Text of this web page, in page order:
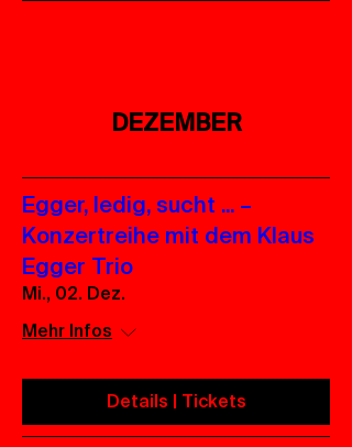
DEZEMBER
Egger, ledig, sucht ... –
Konzertreihe mit dem Klaus
Egger Trio
Mi., 02. Dez.
Mehr Infos
Details | Tickets